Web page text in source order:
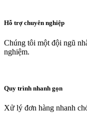
Hỗ trợ chuyên nghiệp
Chúng tôi một đội ngũ
nghiệm.
Quy trình nhanh gọn
Xử lý đơn hàng nhanh